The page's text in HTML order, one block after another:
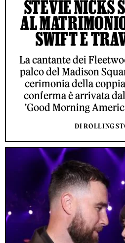
STEVIE NICKS
AL
SWIFT E
La cantante dei
palco del Madison
cerimonia della
conferma è arrivata
'Good Morning
DI ROLLING